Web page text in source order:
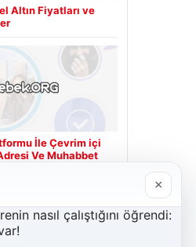
Altın Fiyatları ve
İle Çevrim içi
Ve Muhabbet
×